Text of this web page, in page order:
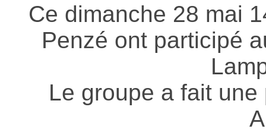
Ce dimanche 28 mai
Penzé ont participé
Le groupe a fait